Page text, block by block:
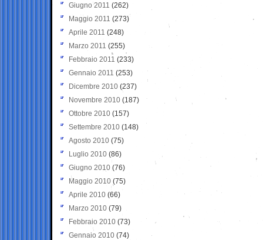
Giugno 2011 (262)
Maggio 2011 (273)
Aprile 2011 (248)
Marzo 2011 (255)
Febbraio 2011 (233)
Gennaio 2011 (253)
Dicembre 2010 (237)
Novembre 2010 (187)
Ottobre 2010 (157)
Settembre 2010 (148)
Agosto 2010 (75)
Luglio 2010 (86)
Giugno 2010 (76)
Maggio 2010 (75)
Aprile 2010 (66)
Marzo 2010 (79)
Febbraio 2010 (73)
Gennaio 2010 (74)